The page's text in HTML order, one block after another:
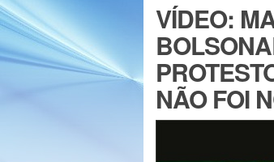
VÍDEO:
NÃO FOI